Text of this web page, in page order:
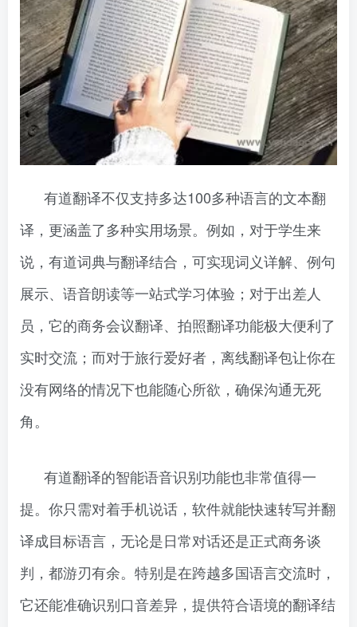
有道翻译不仅支持多达100多种语言的文本翻
译，更涵盖了多种实用场景。例如，对于学生来
说，有道词典与翻译结合，可实现词义详解、例句
展示、语音朗读等一站式学习体验；对于出差人
员，它的商务会议翻译、拍照翻译功能极大便利了
实时交流；而对于旅行爱好者，离线翻译包让你在
没有网络的情况下也能随心所欲，确保沟通无死
角。
有道翻译的智能语音识别功能也非常值得一
提。你只需对着手机说话，软件就能快速转写并翻
译成目标语言，无论是日常对话还是正式商务谈
判，都游刃有余。特别是在跨越多国语言交流时，
它还能准确识别口音差异，提供符合语境的翻译结